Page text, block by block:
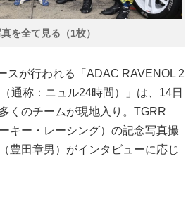
を全て見る（1枚）
スが行われる「ADAC RAVENOL 2
通称：ニュル24時間）」は、14日
くのチームが現地入り。TGRR
キー・レーシング）の記念写真撮
豊田章男）がインタビューに応じ